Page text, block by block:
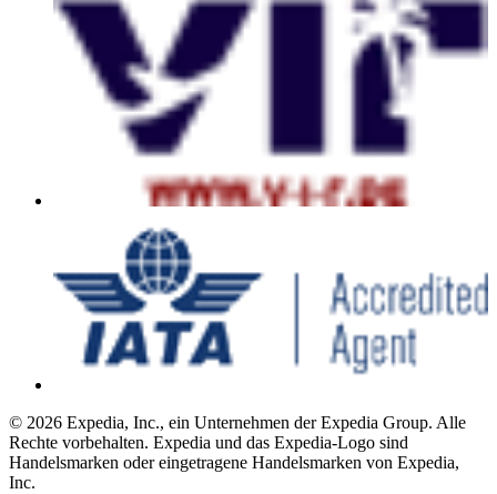
© 2026 Expedia, Inc., ein Unternehmen der Expedia Group. Alle
Rechte vorbehalten. Expedia und das Expedia-Logo sind
Handelsmarken oder eingetragene Handelsmarken von Expedia,
Inc.